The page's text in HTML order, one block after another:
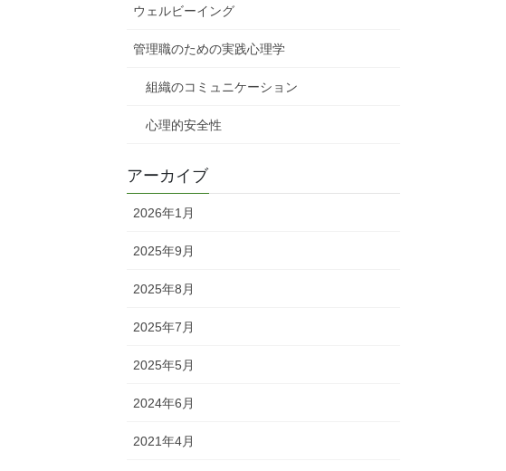
ウェルビーイング
管理職のための実践心理学
組織のコミュニケーション
心理的安全性
アーカイブ
2026年1月
2025年9月
2025年8月
2025年7月
2025年5月
2024年6月
2021年4月